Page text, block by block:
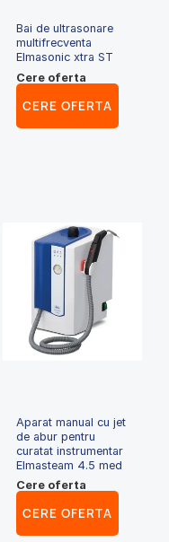
Bai de ultrasonare
multifrecventa
Elmasonic xtra ST
Cere oferta
CERE OFERTA
Aparat manual cu jet
de abur pentru
curatat instrumentar
Elmasteam 4.5 med
Cere oferta
CERE OFERTA